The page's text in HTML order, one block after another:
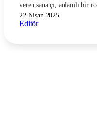
veren sanatçı, anlamlı bir
22 Nisan 2025
Editör